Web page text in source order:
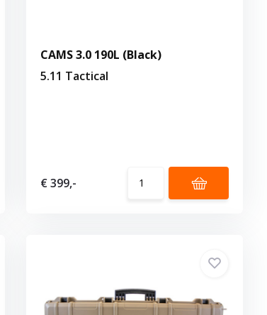
CAMS 3.0 190L (Black)
5.11 Tactical
€ 399,-